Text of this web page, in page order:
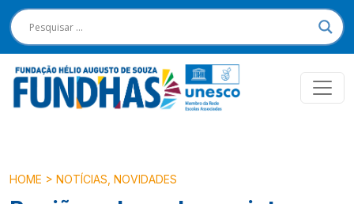
HOME > NOTÍCIAS NOVIDADES